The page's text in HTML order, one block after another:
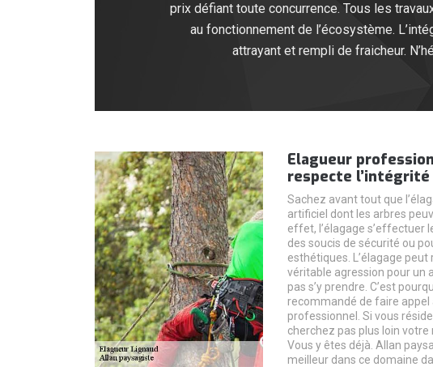
prix défiant toute concurrence. Tous les
au fonctionnement de l’écosystème.
attrayant et rempli de fraicheur.
Elagueur
respecte l’intégrité
Sachez avant tout que
artificiel dont les arbres
effet, l’élagage s’effectuer
des soucis de sécurité ou
esthétiques. L’élagage
véritable agression pour un
pas s’y prendre. C’est
recommandé de faire appel
professionnel. Si vous
cherchez pas plus loin votre
Vous y êtes déjà. Allan
meilleur dans ce domaine